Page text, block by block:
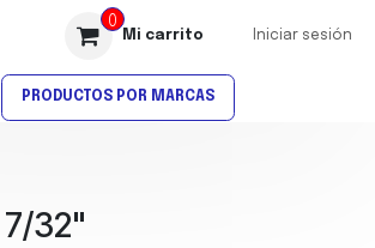
0
Mi carrito Iniciar sesión
PRODUCTOS POR MARCAS
7/32"